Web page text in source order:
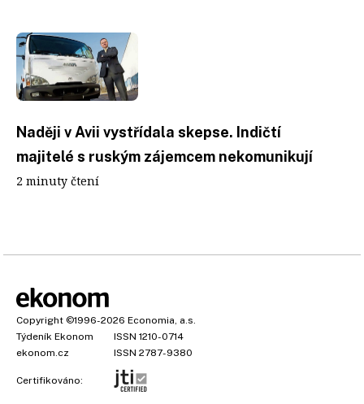
Naději v Avii vystřídala skepse. Indičtí
majitelé s ruským zájemcem nekomunikují
2 minuty čtení
Copyright ©1996-2026 Economia, a.s.
Týdeník Ekonom
ISSN 1210-0714
ekonom.cz
ISSN 2787-9380
Certifikováno: